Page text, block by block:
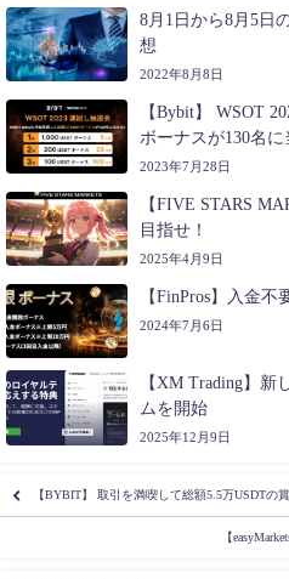
8月1日から8月5日
想
2022年8月8日
【Bybit】 WSOT
ボーナスが130名に
2023年7月28日
【FIVE STARS
目指せ！
2025年4月9日
【FinPros】入金
2024年7月6日
【XM Trading】新
ムを開始
2025年12月9日
【BYBIT】 取引を満喫して総額5.5万USDTの
【